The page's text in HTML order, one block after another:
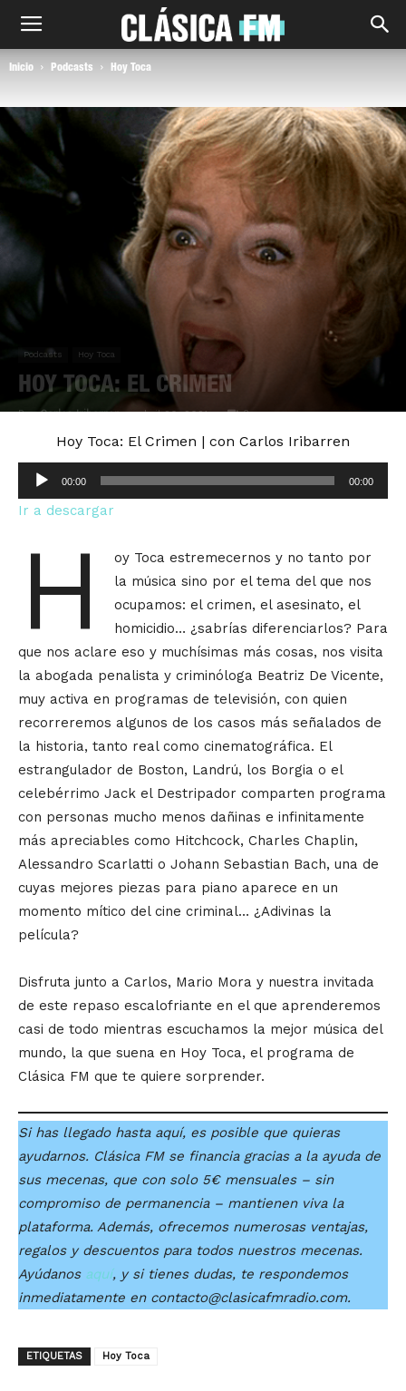
Inicio Podcasts Hoy Toca
Podcasts Hoy Toca
HOY TOCA: EL CRIMEN
Por Carlos Iribarren - abril 20, 2021 3
Hoy Toca: El Crimen | con Carlos Iribarren
Reproductor
de
audio
00:00 00:00
Ir a descargar
H
oy Toca estremecernos y no tanto por
la música sino por el tema del que nos
ocupamos: el crimen, el asesinato, el
homicidio… ¿sabrías diferenciarlos? Para
que nos aclare eso y muchísimas más cosas, nos visita
la abogada penalista y criminóloga Beatriz De Vicente,
muy activa en programas de televisión, con quien
recorreremos algunos de los casos más señalados de
la historia, tanto real como cinematográfica. El
estrangulador de Boston, Landrú, los Borgia o el
celebérrimo Jack el Destripador comparten programa
con personas mucho menos dañinas e infinitamente
más apreciables como Hitchcock, Charles Chaplin,
Alessandro Scarlatti o Johann Sebastian Bach, una de
cuyas mejores piezas para piano aparece en un
momento mítico del cine criminal… ¿Adivinas la
película?
Disfruta junto a Carlos, Mario Mora y nuestra invitada
de este repaso escalofriante en el que aprenderemos
casi de todo mientras escuchamos la mejor música del
mundo, la que suena en Hoy Toca, el programa de
Clásica FM que te quiere sorprender.
Si has llegado hasta aquí, es posible que quieras
ayudarnos. Clásica FM se financia gracias a la ayuda de
sus mecenas, que con solo 5€ mensuales – sin
compromiso de permanencia – mantienen viva la
plataforma. Además, ofrecemos numerosas ventajas,
regalos y descuentos para todos nuestros mecenas.
Ayúdanos aquí, y si tienes dudas, te respondemos
inmediatamente en contacto@clasicafmradio.com.
ETIQUETAS Hoy Toca